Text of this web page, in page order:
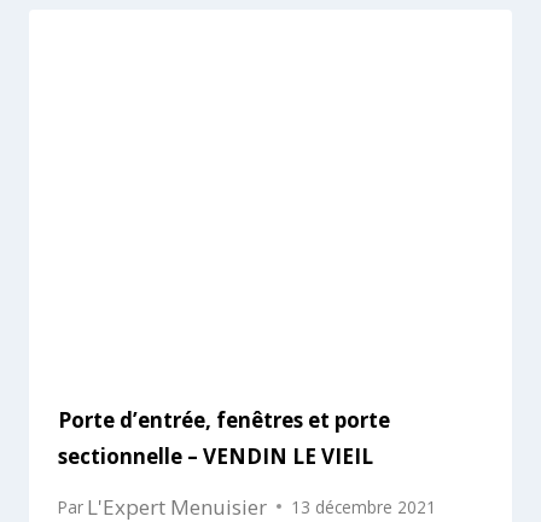
Porte d’entrée, fenêtres et porte
sectionnelle – VENDIN LE VIEIL
Par L'Expert Menuisier 13 décembre 2021